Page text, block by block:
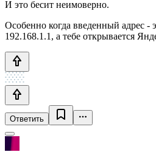
И это бесит неимоверно.
Особенно когда введенный адрес -
192.168.1.1, а тебе открывается
Ответить